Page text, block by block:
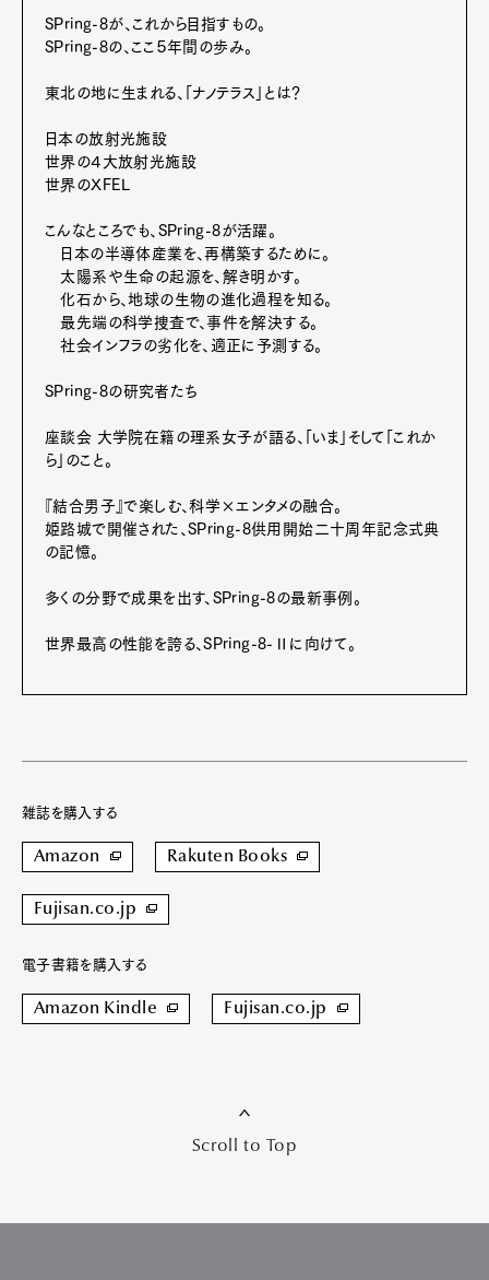
ProductCultureLifestyle
Pen Membership
Contact
Pen Meet
SPring-8が、これから目指すもの。
SPring-8の、ここ５年間の歩み。
東北の地に生まれる、「ナノテラス」とは？
日本の放射光施設
世界の４大放射光施設
世界のXFEL
こんなところでも、SPring-8が活躍。
日本の半導体産業を、再構築するために。
太陽系や生命の起源を、解き明かす。
化石から、地球の生物の進化過程を知る。
最先端の科学捜査で、事件を解決する。
社会インフラの劣化を、適正に予測する。
SPring-8の研究者たち
座談会 大学院在籍の理系女子が語る、「いま」そして「これか
ら」のこと。
『結合男子』で楽しむ、科学×エンタメの融合。
姫路城で開催された、SPring-8供用開始二十周年記念式典
の記憶。
多くの分野で成果を出す、SPring-8の最新事例。
世界最高の性能を誇る、SPring-8-Ⅱに向けて。
雑誌を購入する
Amazon Rakuten Books
Fujisan.co.jp
電子書籍を購入する
Amazon Kindle Fujisan.co.jp
Scroll to Top